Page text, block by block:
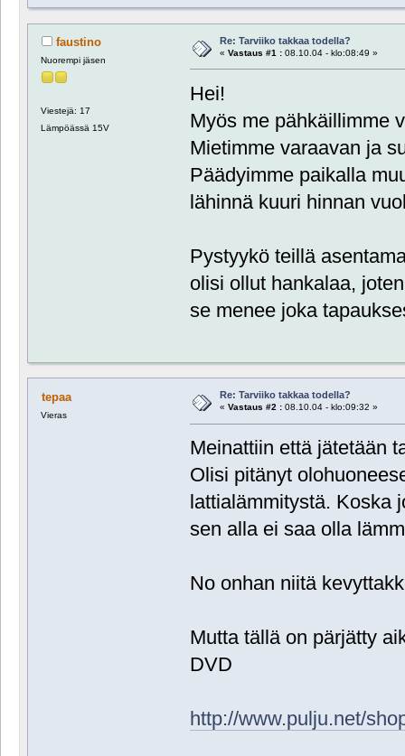
faustino
Nuorempi jäsen
Viestejä: 17
Lämpöässä 15V
Re: Tarviiko takkaa todella?
« Vastaus #1 :08.10.04 - klo:08:49 »
Hei!
Myös me pähkäillimme
Mietimme varaavan ja
Päädyimme paikalla
lähinnä kuuri hinnan
Pystyykö teillä
olisi ollut hankalaa,
se menee joka
tepaa
Vieras
Re: Tarviiko takkaa todella?
« Vastaus #2 :08.10.04 - klo:09:32 »
Meinattiin että jätetään
Olisi pitänyt
lattialämmitystä. Koska
sen alla ei saa olla
No onhan niitä
Mutta tällä on pärjätty
DVD
http://www.pulju.net/